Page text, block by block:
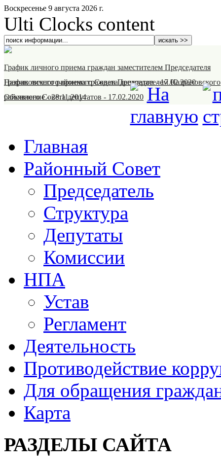
Воскресенье 9 августа 2026 г.
Ulti Clocks content
График личного приема граждан заместителем Председателя
Назрановского районного Совета депутатов-17.02.2020
График личного приема граждан Председателем Назрановского
районного Совета депутатов - 17.02.2020
Объявление-28.11.2014
Главная
Районный Совет
Председатель
Структура
Депутаты
Комиссии
НПА
Устав
Регламент
Деятельность
Противодействие
Для обращения
Карта
РАЗДЕЛЫ САЙТА